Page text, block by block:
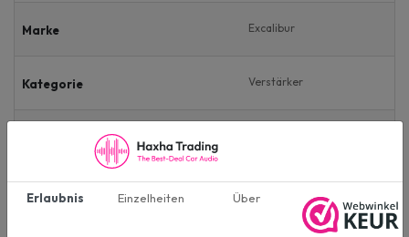
Marke Excalibur
Kategorie Verstärker
Anzahl der Kanäle
Erlaubnis Einzelheiten Über